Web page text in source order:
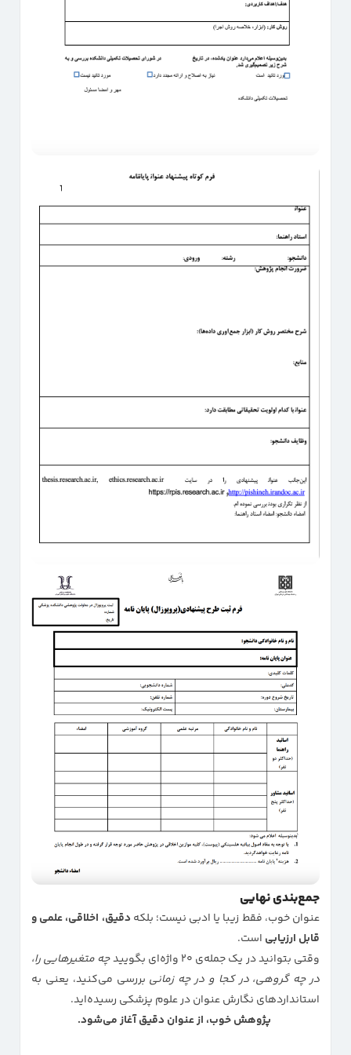
جمع‌بندی نهایی
عنوان خوب، فقط زیبا یا ادبی نیست؛ بلکه دقیق، اخلاقی، علمی و
قابل ارزیابی است.
وقتی بتوانید در یک جمله‌ی ۲۰ واژه‌ای بگویید
چه متغیرهایی را،
در چه گروهی، در کجا و در چه زمانی بررسی می‌کنید، یعنی به
استانداردهای نگارش عنوان در علوم پزشکی رسیده‌اید.
پژوهش خوب، از عنوان دقیق آغاز می‌شود.